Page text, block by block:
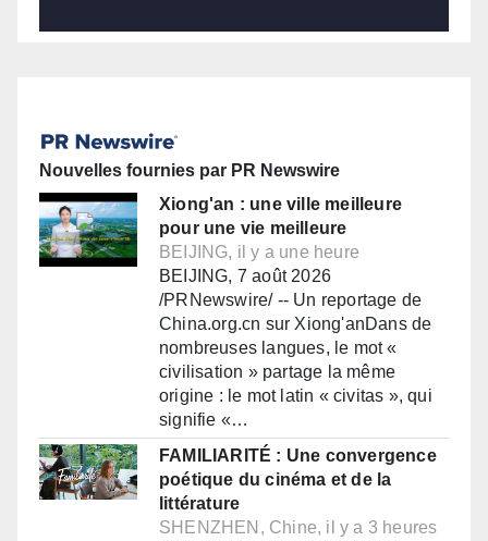
Nouvelles fournies par PR Newswire
Xiong'an : une ville meilleure
pour une vie meilleure
BEIJING, il y a une heure
BEIJING, 7 août 2026
/PRNewswire/ -- Un reportage de
China.org.cn sur Xiong'anDans de
nombreuses langues, le mot «
civilisation » partage la même
origine : le mot latin « civitas », qui
signifie «…
FAMILIARITÉ : Une convergence
poétique du cinéma et de la
littérature
SHENZHEN, Chine, il y a 3 heures